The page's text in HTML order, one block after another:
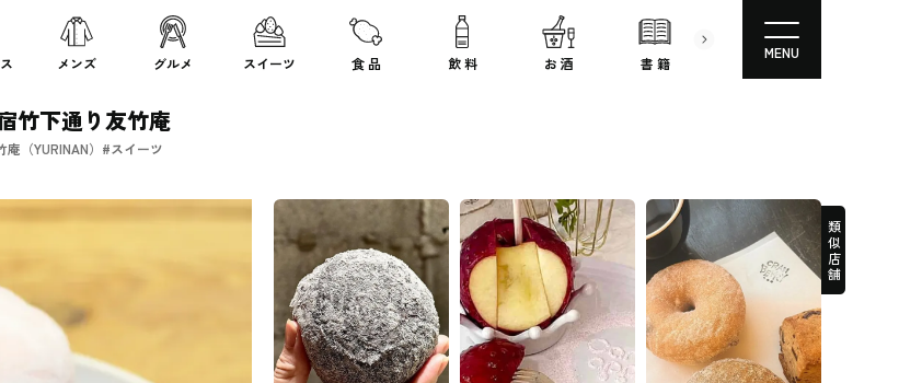
メンズ グルメ スイーツ 食 品 飲 料 お 酒 書 籍 文房具
MENU
竹下通り友竹庵
（YURINAN）#スイーツ
類似店舗